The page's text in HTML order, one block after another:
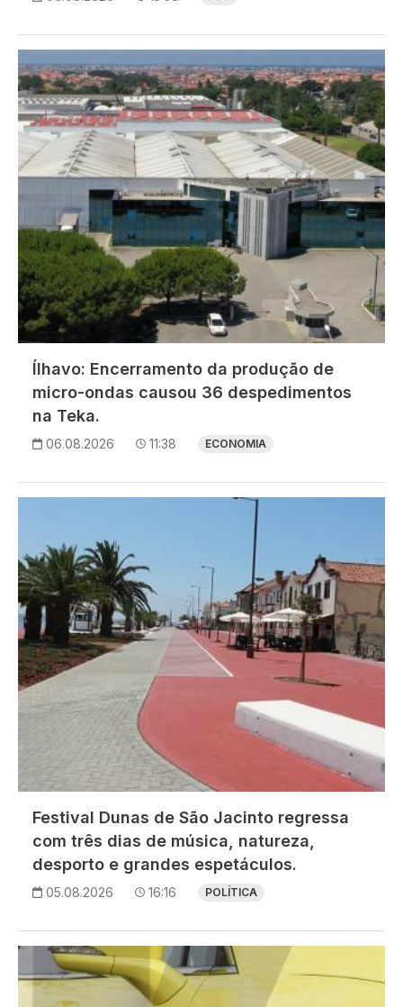
Imagem
Ílhavo: Encerramento da produção de
micro-ondas causou 36 despedimentos
na Teka.
06.08.2026 11:38 ECONOMIA
Festival Dunas de São Jacinto regressa
com três dias de música, natureza,
desporto e grandes espetáculos.
05.08.2026 16:16 POLÍTICA
Imagem